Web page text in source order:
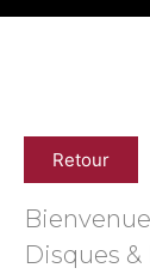
Retour
Bienvenue
Disques &